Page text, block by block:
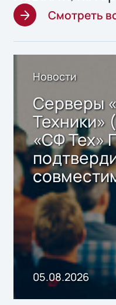
Смотреть
Новости
Серверы
Техники»
«СФ Тех»
решением
Storage
хранения
05.08.2026